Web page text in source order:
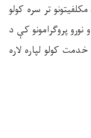
تر سره کولو
نورو پروګرامونو کې د
کولو لپاره لاره